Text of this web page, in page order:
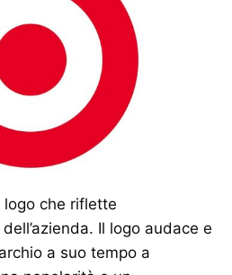
logo che riflette
Il logo audace e
a suo tempo a